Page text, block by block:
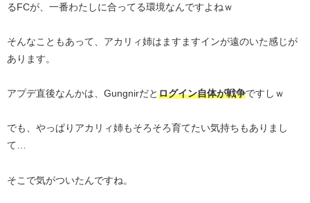
るFCが、一番わたしに合ってる環境なんですよねｗ
そんなこともあって、アカリィ姉はますますインが遠のいた感じが
あります。
アプデ直後なんかは、Gungnirだとログイン自体が戦争ですしｗ
でも、やっぱりアカリィ姉もそろそろ育てたい気持ちもありまし
て…
そこで気がついたんですね。